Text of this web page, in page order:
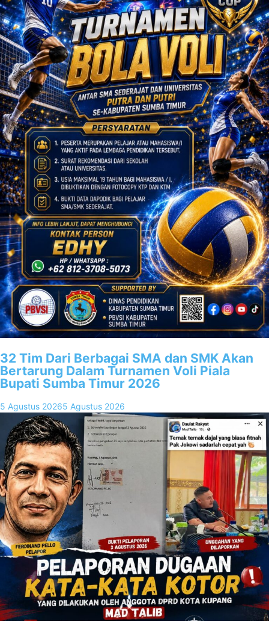
32 Tim Dari Berbagai SMA dan SMK Akan
Bertarung Dalam Turnamen Voli Piala
Bupati Sumba Timur 2026
5 Agustus 20265 Agustus 2026